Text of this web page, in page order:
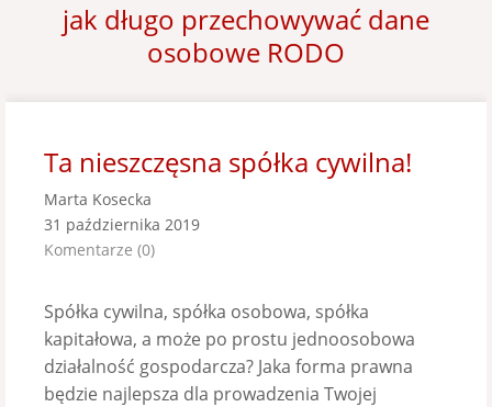
jak długo przechowywać dane
osobowe RODO
Ta nieszczęsna spółka cywilna!
Marta Kosecka
31 października 2019
Komentarze (0)
Spółka cywilna, spółka osobowa, spółka
kapitałowa, a może po prostu jednoosobowa
działalność gospodarcza? Jaka forma prawna
będzie najlepsza dla prowadzenia Twojej